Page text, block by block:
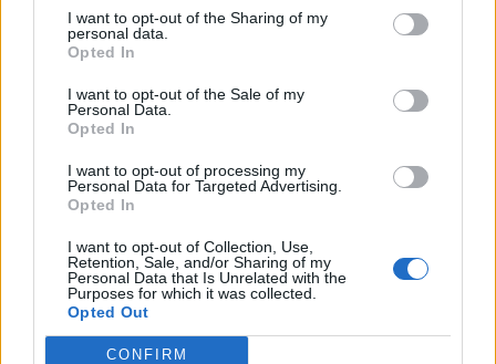
I want to opt-out of the Sharing of my
personal data.
Opted In
I want to opt-out of the Sale of my
Personal Data.
Opted In
I want to opt-out of processing my
Personal Data for Targeted Advertising.
Opted In
I want to opt-out of Collection, Use,
Retention, Sale, and/or Sharing of my
Personal Data that Is Unrelated with the
Purposes for which it was collected.
Opted Out
CONFIRM
A keresett cikk a portfolio.hu hírarchívumához
tartozik, melynek olvasása előfizetéses
Az előfizetés a következőket tartalmazza:
Kötéslisták: BÉT elmúlt 2 év napon belüli
kötéslistái
Előfizetés
MÁR ELŐFIZETŐNK VAGY?BEJELENTKEZÉS